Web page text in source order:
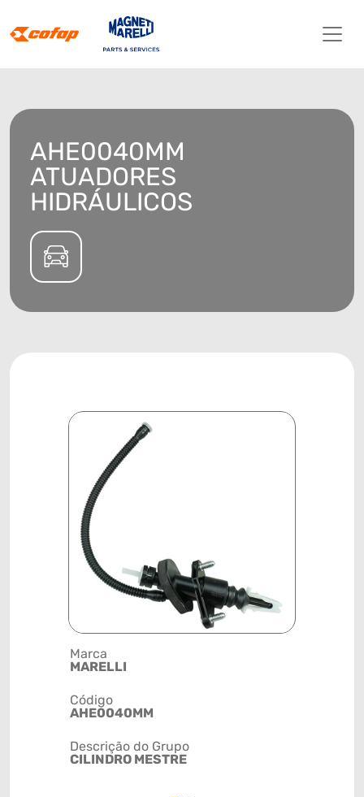
AHE0040MM
ATUADORES
HIDRÁULICOS
Marca
MARELLI
Código
AHE0040MM
Descrição do Grupo
CILINDRO MESTRE